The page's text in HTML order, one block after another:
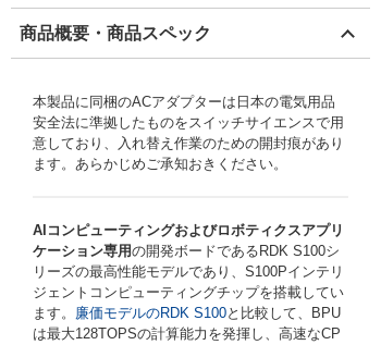
商品概要・商品スペック
本製品に同梱のACアダプターは日本の電気用品
安全法に準拠したものをスイッチサイエンスで用
意しており、入れ替え作業のための開封痕があり
ます。あらかじめご承知おきください。
AIコンピューティングおよびロボティクスアプリ
ケーション専用の開発ボードであるRDK S100シ
リーズの最高性能モデルであり、S100Pインテリ
ジェントコンピューティングチップを搭載してい
ます。 廉価モデルのRDK S100と比較して、BPU
は最大128TOPSの計算能力を発揮し、高速なCP